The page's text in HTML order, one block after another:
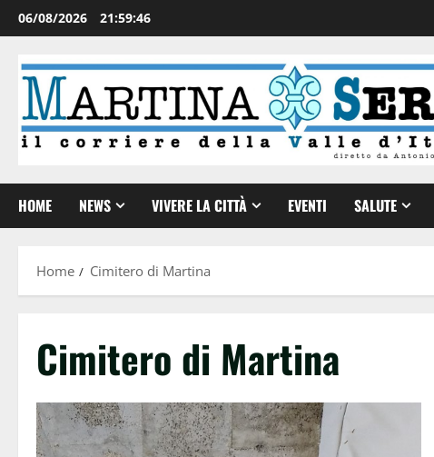
06/08/2026 21:59:46
HOME NEWS VIVERE LA CITTÀ EVENTI SALUTE
Home Cimitero di Martina
Cimitero di Martina